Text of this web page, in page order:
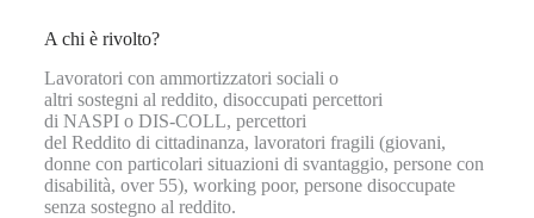
A chi è rivolto?
Lavoratori con ammortizzatori sociali o
altri sostegni al reddito, disoccupati percettori
di NASPI o DIS-COLL, percettori
del Reddito di cittadinanza, lavoratori fragili (giovani,
donne con particolari situazioni di svantaggio, persone con
disabilità, over 55), working poor, persone disoccupate
senza sostegno al reddito.